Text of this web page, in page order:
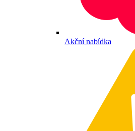
Akční nabídka